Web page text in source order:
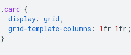
.card {
display : grid ;
grid-template-columns : 1 fr 1 fr ;
}